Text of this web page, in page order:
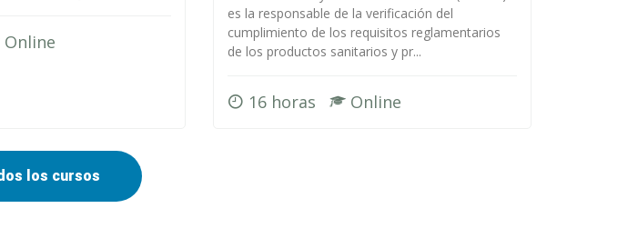
Online
es la responsable de la verificación del
cumplimiento de los requisitos reglamentarios
de los productos sanitarios y pr...
16 horas Online
los cursos